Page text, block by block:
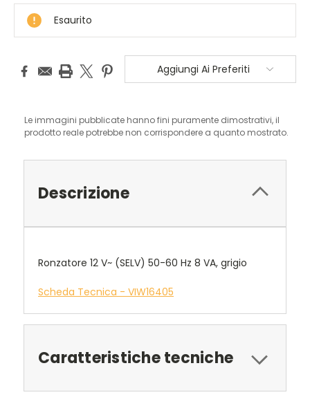
Esaurito
Aggiungi Ai Preferiti
Le immagini pubblicate hanno fini puramente dimostrativi, il
prodotto reale potrebbe non corrispondere a quanto mostrato.
Descrizione
Ronzatore 12 V~ (SELV) 50-60 Hz 8 VA, grigio
Scheda Tecnica - VIW16405
Caratteristiche tecniche